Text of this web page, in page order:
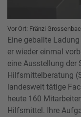
Vor Ort: Fränzi
Eine geballte
er wieder einmal
eine Ausstellung der
Hilfsmittelberatung
landesweit tätige
heute 160
Hilfsmittel. Ihre